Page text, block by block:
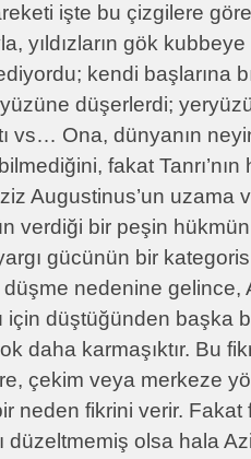
işte bu çizgilere
yıldızların gök kubbeye
kendi başlarına
düşerlerdi;
vs… Ona, dünyanın
fakat
Augustinus’un uzama
verdiği bir peşin
gücünün bir
nedenine gelince,
için düştüğünden başka
daha karmaşıktır. Bu
çekim veya merkeze
neden fikrini verir. Fakat
düzeltmemiş olsa hala